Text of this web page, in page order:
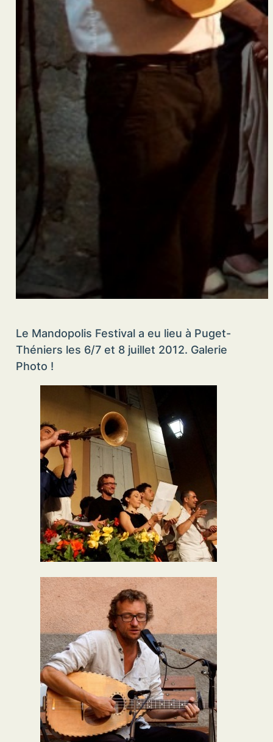
Le Mandopolis Festival a eu lieu à Puget-
Théniers les 6/7 et 8 juillet 2012. Galerie
Photo !